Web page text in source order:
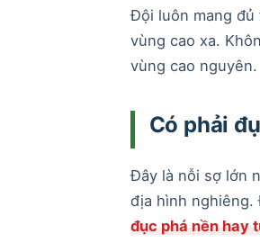
Đội luôn mang đủ
vùng cao xa.
vùng cao nguyên.
Có phải
Đây là nỗi sợ lớn
địa hình nghiêng.
đục phá nền hay